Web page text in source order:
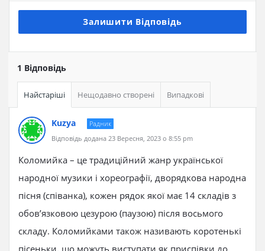
Залишити Відповідь
1 Відповідь
Найстаріші Нещодавно створені Випадкові
Kuzya
Радник
Відповідь додана 23 Вересня, 2023 о 8:55 pm
Коломийка – це традиційний жанр української
народної музики і хореографії, дворядкова народна
пісня (співанка), кожен рядок якої має 14 складів з
обов’язковою цезурою (паузою) після восьмого
складу. Коломийками також називають коротенькі
пісеньки, що можуть виступати як приспівки до